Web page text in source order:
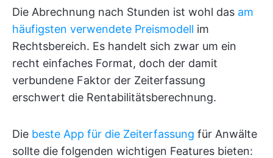
Die Abrechnung nach Stunden ist wohl das am
häufigsten verwendete Preismodell im
Rechtsbereich. Es handelt sich zwar um ein
recht einfaches Format, doch der damit
verbundene Faktor der Zeiterfassung
erschwert die Rentabilitätsberechnung.
Die beste App für die Zeiterfassung für Anwälte
sollte die folgenden wichtigen Features bieten: